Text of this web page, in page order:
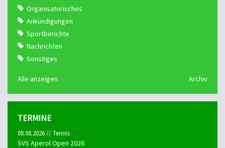
Organisatorisches
Ankündigungen
Sportberichte
Nachrichten
Sonstiges
Alle anzeigen Archiv
TERMINE
08.08.2026 // Tennis
SVS Aperol Open 2026